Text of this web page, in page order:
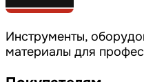
Инструменты,
материалы для